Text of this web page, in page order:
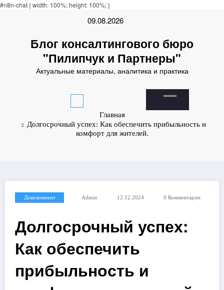
online casinosonline casinosnon gamestop casinos
#n8n-chat { width: 100%; height: 100%; }
09.08.2026
Блог консалтингового бюро
"Пилипчук и Партнеры"
Актуальные материалы, аналитика и практика
Главная
Долгосрочный успех: Как обеспечить прибыльность и
комфорт для жителей.
Девеломпент Admin 12.12.2024 0 Комментарии
Долгосрочный успех:
Как обеспечить
прибыльность и